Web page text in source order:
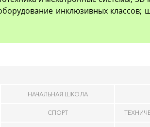
инклюзивных классов;
НАЧАЛЬНАЯ ШКОЛА
СПОРТ